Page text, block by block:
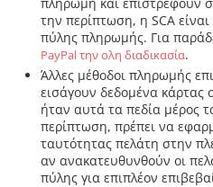
την περίπτωση, η SCA
πύλης πληρωμής. Για
PayPal την ολη διαδικασία.
Άλλες μέθοδοι πληρωμής
εισάγουν δεδομένα κάρτας
ήταν αυτά τα πεδία μέρος
περίπτωση, πρέπει να
ταυτότητας πελάτη στην
αν ανακατευθυνθούν οι
πύλης για επιπλέον